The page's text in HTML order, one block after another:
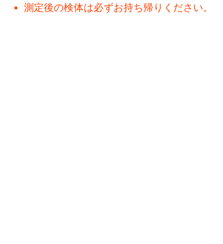
測定後の検体は必ずお持ち帰りください。